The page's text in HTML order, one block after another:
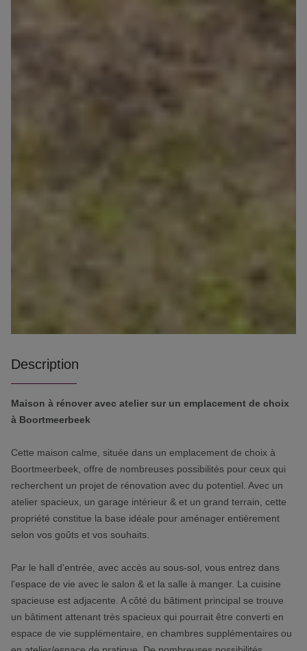
Description
Maison à rénover avec atelier sur un emplacement de choix
à Boortmeerbeek
Cette maison calme, située dans un emplacement de choix à
Boortmeerbeek, offre de nombreuses possibilités pour ceux qui
recherchent un projet de rénovation avec du potentiel. Avec un
atelier spacieux, un garage intérieur & et un grand terrain, cette
propriété constitue la base idéale pour aménager entièrement
selon vos goûts et vos souhaits.
Par le hall d'entrée, avec accès au sous-sol, vous entrez dans
l'espace de vie avec le salon & et la salle à manger. La cuisine
spacieuse est adjacente. A côté du bâtiment principal se trouve
un bâtiment attenant très spacieux qui pourrait être converti en
espace de vie supplémentaire, en chambres supplémentaires ou